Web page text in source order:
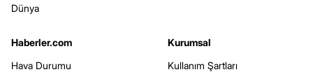
Dünya
Haberler.com
Hava Durumu
Kurumsal
Kullanım Şartları